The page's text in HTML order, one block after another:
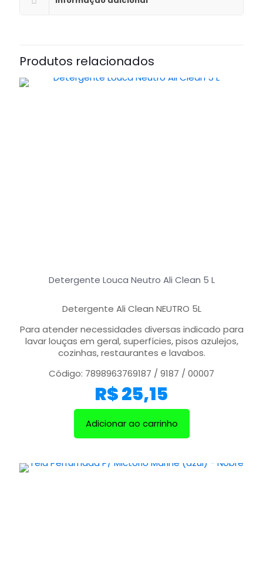
Produtos relacionados
Detergente Louca Neutro Ali Clean 5 L
Detergente Ali Clean NEUTRO 5L
Para atender necessidades diversas indicado para
lavar louças em geral, superfícies, pisos azulejos,
cozinhas, restaurantes e lavabos.
Código: 7898963769187 / 9187 / 00007
R$25,15
Adicionar ao carrinho